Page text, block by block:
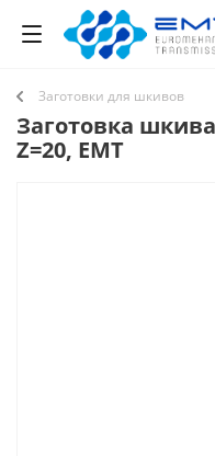
Заготовки для шкивов
Заготовка
Z=20, EMT